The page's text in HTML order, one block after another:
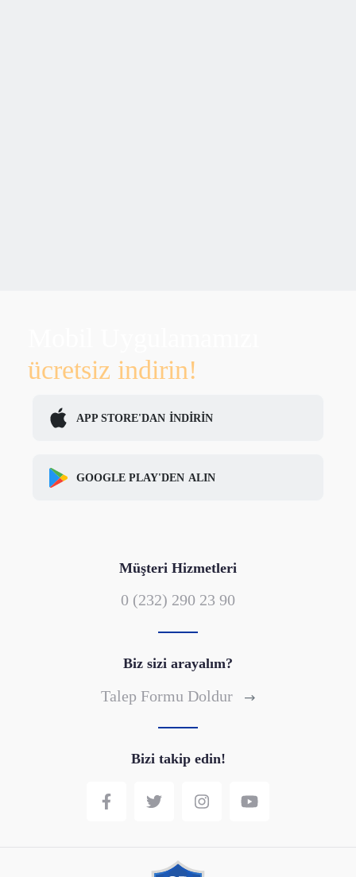
ücretsiz indirin!
APP STORE'DAN İNDİRİN
GOOGLE PLAY'DEN ALIN
Müşteri Hizmetleri
0 (232) 290 23 90
Biz sizi arayalım?
Talep Formu Doldur
Bizi takip edin!